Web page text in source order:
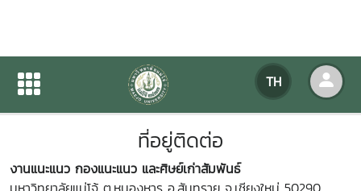
TH
ที่อยู่ติดต่อ
เกี่ยวกับหน่วยงาน ที่อยู่ติดต่อ
ที่อยู่ติดต่อ
งานแนะแนว กองแนะแนว และศิษย์เก่าสัมพันธ์